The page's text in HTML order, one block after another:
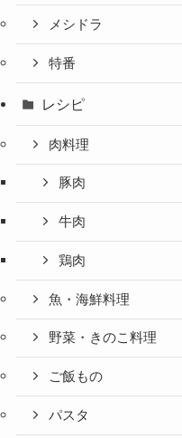
メシドラ
特番
レシピ
肉料理
豚肉
牛肉
鶏肉
魚・海鮮料理
野菜・きのこ料理
ご飯もの
パスタ